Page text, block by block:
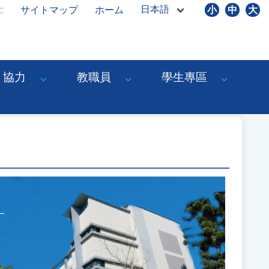
サイトマップ ホーム 日本語 小 中 大
協力 教職員 學生專區